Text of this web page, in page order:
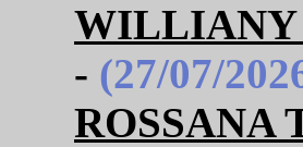
WILLIANY
- (27/07/
ROSSANA